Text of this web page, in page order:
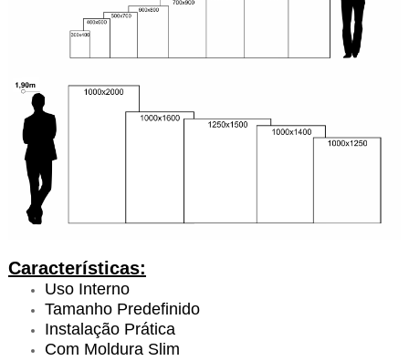
Características:
Uso Interno
Tamanho Predefinido
Instalação Prática
Com Moldura Slim